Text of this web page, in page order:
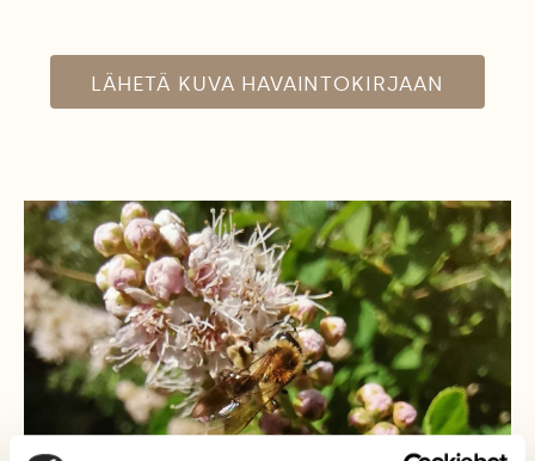
LÄHETÄ KUVA HAVAINTOKIRJAAN